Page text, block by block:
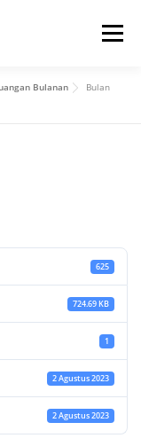
Menu
Bulanan
Bulan
625
724.69 KB
1
2 Agustus 2023
2 Agustus 2023